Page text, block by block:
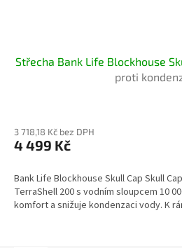
Střecha Bank Life Blockhouse
proti
3 718,18 Kč bez DPH
4 499 Kč
Bank Life Blockhouse Skull Cap Skull
TerraShell 200 s vodním sloupcem 10
komfort a snižuje kondenzaci vody. K